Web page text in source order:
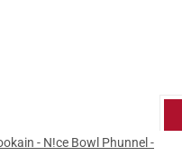
- N!ce Bowl Phunnel -